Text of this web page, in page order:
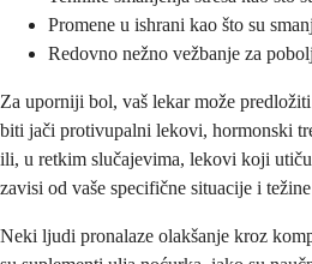
Promene u ishrani kao što su
Redovno nežno vežbanje za
Za uporniji bol, vaš lekar može
biti jači protivupalni lekovi, hormonski
ili, u retkim slučajevima, lekovi koji
zavisi od vaše specifične situacije i
Neki ljudi pronalaze olakšanje kroz